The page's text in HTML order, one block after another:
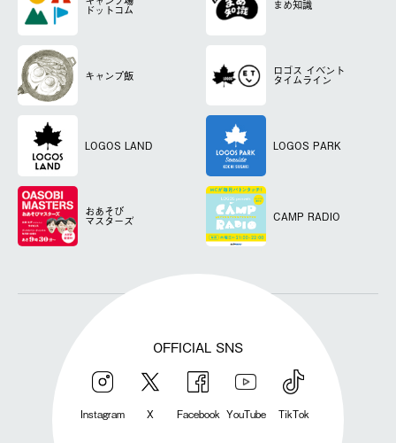
ドットコム まめ知識
キャンプ飯 ロゴス イベント
タイムライン
LOGOS LAND LOGOS PARK
おあそび
マスターズ CAMP RADIO
OFFICIAL SNS
Instagram X Facebook YouTube TikTok